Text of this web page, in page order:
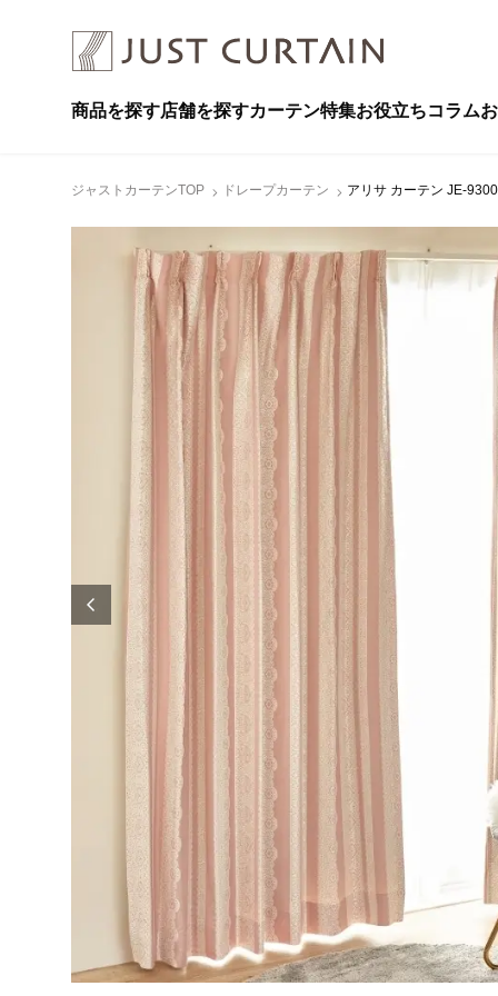
商品を探す店舗を探すカーテン特集お役立ちコラム
ジャストカーテンTOP ドレープカーテン アリサ カーテン JE-